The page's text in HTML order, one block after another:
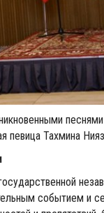
певица Тахмина
событием и